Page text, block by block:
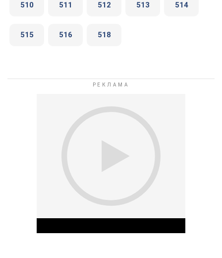
510 511 512 513 514
515 516 518